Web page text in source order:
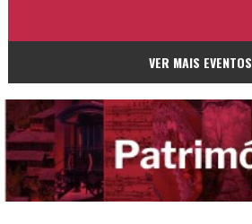
VER MAIS EVENTOS